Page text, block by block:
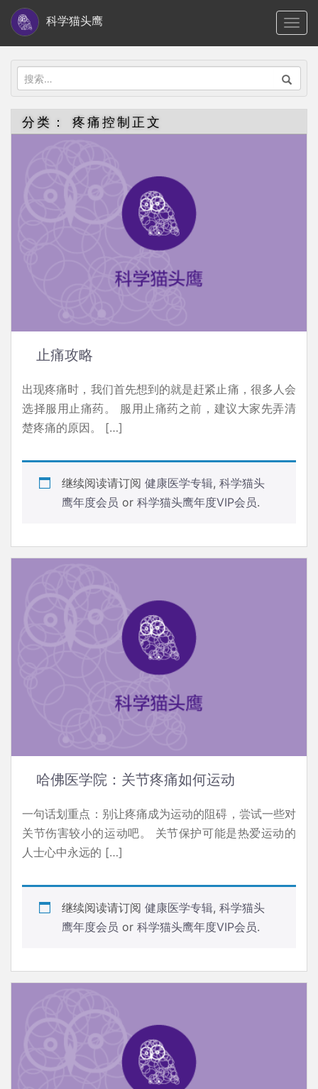
i
科学猫头鹰
搜
索：
分类： 疼痛控制正文
止痛攻略
出现疼痛时，我们首先想到的就是赶紧止痛，很多人会
选择服用止痛药。 服用止痛药之前，建议大家先弄清
楚疼痛的原因。 […]
继续阅读请订阅 健康医学专辑, 科学猫头
鹰年度会员 or 科学猫头鹰年度VIP会员.
哈佛医学院：关节疼痛如何运动
一句话划重点：别让疼痛成为运动的阻碍，尝试一些对
关节伤害较小的运动吧。 关节保护可能是热爱运动的
人士心中永远的 […]
继续阅读请订阅 健康医学专辑, 科学猫头
鹰年度会员 or 科学猫头鹰年度VIP会员.